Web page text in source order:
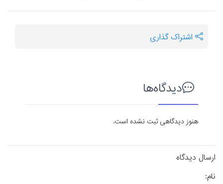
اشتراک گذاری
دیدگاه‌ها
هنوز دیدگاهی ثبت نشده است.
ارسال دیدگاه
نام: